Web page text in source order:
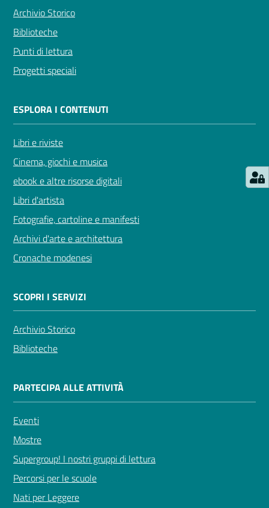
Archivio Storico
Biblioteche
Punti di lettura
Progetti speciali
ESPLORA I CONTENUTI
Libri e riviste
Cinema, giochi e musica
ebook e altre risorse digitali
Libri d'artista
Fotografie, cartoline e manifesti
Archivi d'arte e architettura
Cronache modenesi
SCOPRI I SERVIZI
Archivio Storico
Biblioteche
PARTECIPA ALLE ATTIVITÀ
Eventi
Mostre
Supergroup! I nostri gruppi di lettura
Percorsi per le scuole
Nati per Leggere